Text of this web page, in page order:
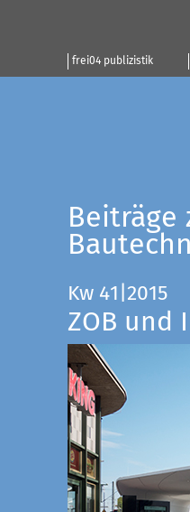
frei04 publizistik
Beiträge
Kw 41|2015
ZOB und